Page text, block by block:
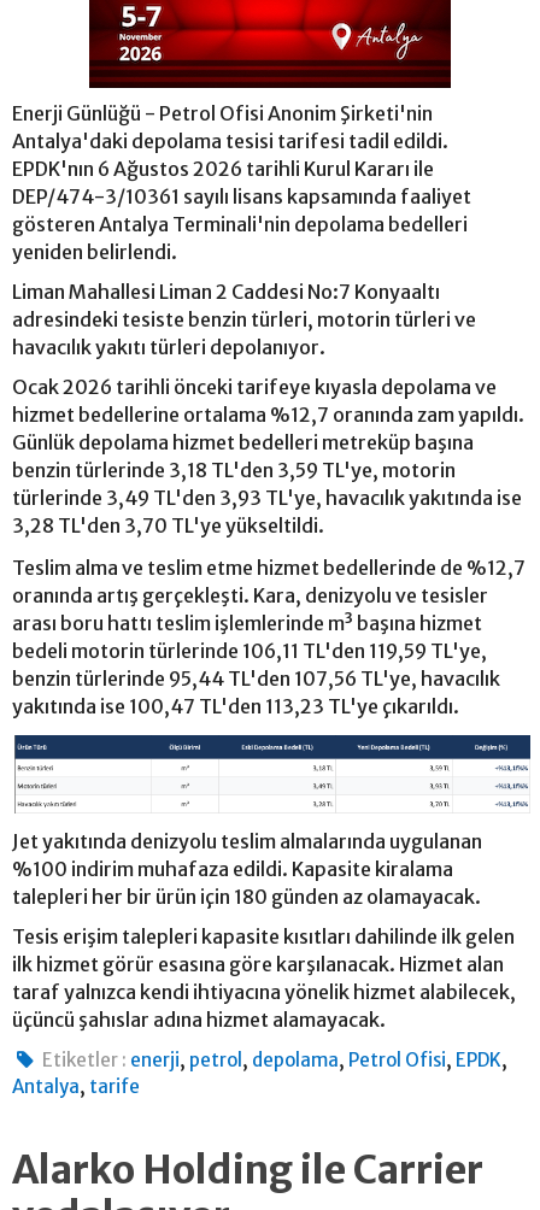
Enerji Günlüğü - Petrol Ofisi Anonim Şirketi'nin
Antalya'daki depolama tesisi tarifesi tadil edildi.
EPDK'nın 6 Ağustos 2026 tarihli Kurul Kararı ile
DEP/474-3/10361 sayılı lisans kapsamında faaliyet
gösteren Antalya Terminali'nin depolama bedelleri
yeniden belirlendi.
Liman Mahallesi Liman 2 Caddesi No:7 Konyaaltı
adresindeki tesiste benzin türleri, motorin türleri ve
havacılık yakıtı türleri depolanıyor.
Ocak 2026 tarihli önceki tarifeye kıyasla depolama ve
hizmet bedellerine ortalama %12,7 oranında zam yapıldı.
Günlük depolama hizmet bedelleri metreküp başına
benzin türlerinde 3,18 TL'den 3,59 TL'ye, motorin
türlerinde 3,49 TL'den 3,93 TL'ye, havacılık yakıtında ise
3,28 TL'den 3,70 TL'ye yükseltildi.
Teslim alma ve teslim etme hizmet bedellerinde de %12,7
oranında artış gerçekleşti. Kara, denizyolu ve tesisler
arası boru hattı teslim işlemlerinde m³ başına hizmet
bedeli motorin türlerinde 106,11 TL'den 119,59 TL'ye,
benzin türlerinde 95,44 TL'den 107,56 TL'ye, havacılık
yakıtında ise 100,47 TL'den 113,23 TL'ye çıkarıldı.
Jet yakıtında denizyolu teslim almalarında uygulanan
%100 indirim muhafaza edildi. Kapasite kiralama
talepleri her bir ürün için 180 günden az olamayacak.
Tesis erişim talepleri kapasite kısıtları dahilinde ilk gelen
ilk hizmet görür esasına göre karşılanacak. Hizmet alan
taraf yalnızca kendi ihtiyacına yönelik hizmet alabilecek,
üçüncü şahıslar adına hizmet alamayacak.
Etiketler : enerji, petrol , depolama, Petrol Ofisi, EPDK,
Antalya, tarife
Alarko Holding ile Carrier